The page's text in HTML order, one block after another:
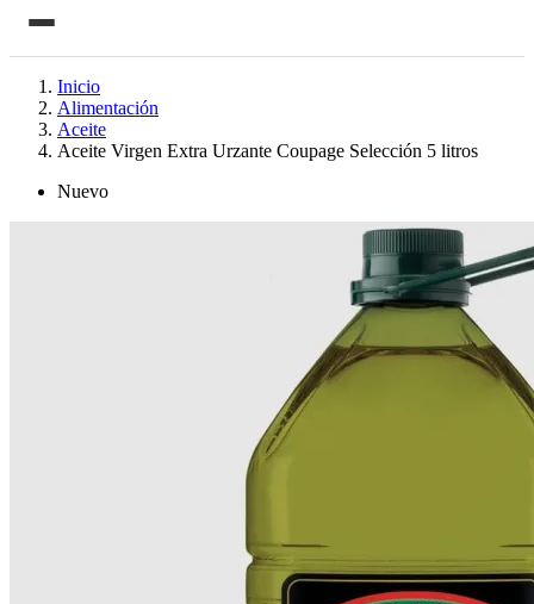
Inicio
Alimentación
Aceite
Aceite Virgen Extra Urzante Coupage Selección 5 litros
Nuevo